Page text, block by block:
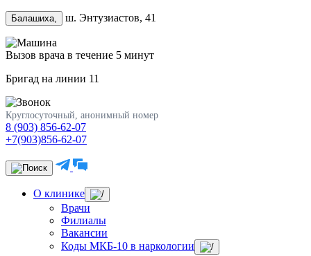
Балашиха, ш. Энтузиастов, 41
Вызов врача в течение 5 минут
Бригад на линии 11
Круглосуточный, анонимный номер
8 (903) 856-62-07
+7(903)856-62-07
О клинике
Врачи
Филиалы
Вакансии
Коды МКБ-10 в наркологии